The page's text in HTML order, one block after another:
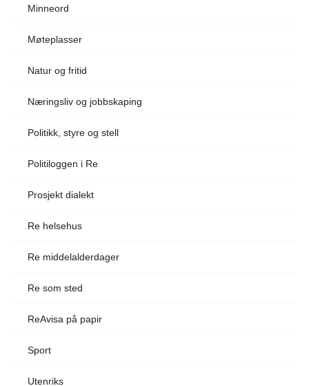
Minneord
Møteplasser
Natur og fritid
Næringsliv og jobbskaping
Politikk, styre og stell
Politiloggen i Re
Prosjekt dialekt
Re helsehus
Re middelalderdager
Re som sted
ReAvisa på papir
Sport
Utenriks